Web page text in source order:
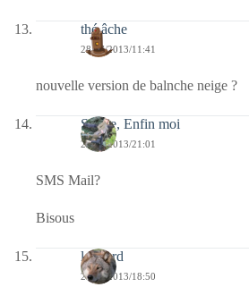
thé âche
28/07/2013/11:41
nouvelle version de balnche neige ?
Sylvie, Enfin moi
27/07/2013/21:01
SMS Mail?
Bisous
louvard
27/07/2013/18:50